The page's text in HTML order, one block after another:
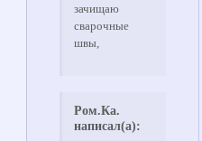
зачищаю
сварочные
швы,
Ром.Ка.
написал(а):